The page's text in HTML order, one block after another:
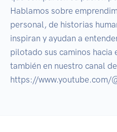
Hablamos sobre
personal, de historias
inspiran y ayudan a
pilotado sus caminos hacia
también en nuestro canal
https://www.youtube.com/